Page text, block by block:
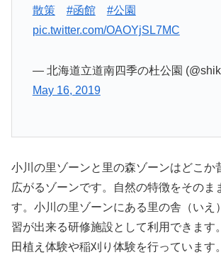
散策 #函館
#公園
pic.twitter.com/OAOYjSL7MC
— 北海道立道南四季の杜公園
May 16, 2019
小川の里ゾーンと里の森ゾーンはどこか
広がるゾーンです。自然の特徴をそのま
す。小川の里ゾーンにある里の舎（いえ
習が出来る研修施設として利用できます
田植え体験や稲刈り体験を行っています。